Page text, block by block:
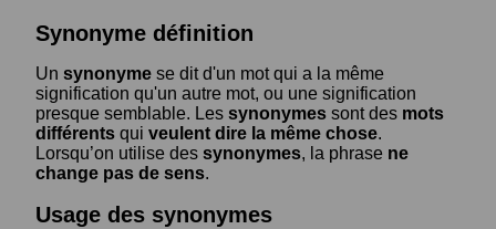
Synonyme définition
Un synonyme se dit d'un mot qui a la même
signification qu'un autre mot, ou une signification
presque semblable. Les synonymes sont des mots
différents qui veulent dire la même chose.
Lorsqu’on utilise des synonymes, la phrase ne
change pas de sens.
Usage des synonymes